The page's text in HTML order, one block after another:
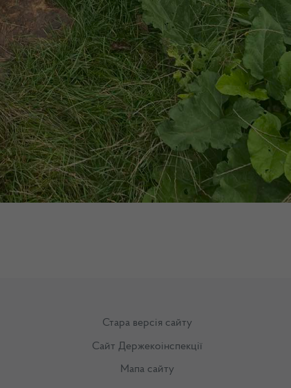
Стара версія сайту
Сайт Держекоінспекції
Мапа сайту